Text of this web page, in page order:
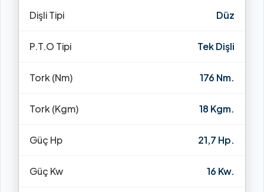
Dişli Tipi Düz
P.T.O Tipi Tek Dişli
Tork (Nm) 176 Nm.
Tork (Kgm) 18 Kgm.
Güç Hp 21,7 Hp.
Güç Kw 16 Kw.